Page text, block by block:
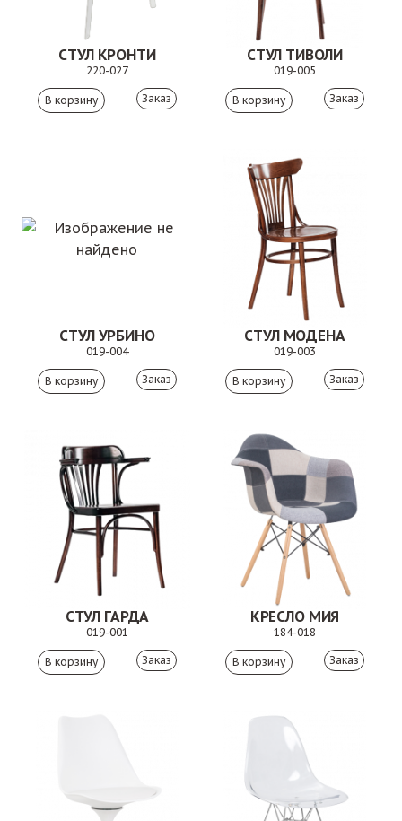
СТУЛ КРОНТИ
220-027
Заказ
СТУЛ ТИВОЛИ
019-005
Заказ
СТУЛ УРБИНО
019-004
Заказ
СТУЛ МОДЕНА
019-003
Заказ
СТУЛ ГАРДА
019-001
Заказ
КРЕСЛО МИЯ
184-018
Заказ